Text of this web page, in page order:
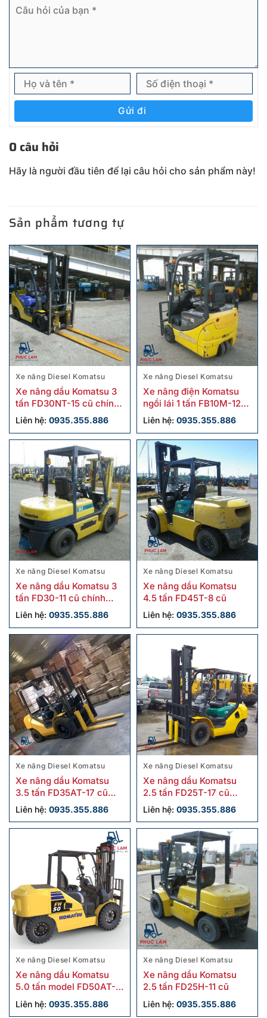
Gửi đi
0 câu hỏi
Hãy là người đầu tiên để lại câu hỏi cho sản phẩm này!
Sản phẩm tương tự
Xe nâng Diesel Komatsu
Xe nâng dầu Komatsu 3
tấn FD30NT-15 cũ chính
hãng
Liên hệ: 0935.355.886
Xe nâng Diesel Komatsu
Xe nâng điện Komatsu
ngồi lái 1 tấn FB10M-12
cũ
Liên hệ: 0935.355.886
Xe nâng Diesel Komatsu
Xe nâng dầu Komatsu 3
tấn FD30-11 cũ chính
hãng
Liên hệ: 0935.355.886
Xe nâng Diesel Komatsu
Xe nâng dầu Komatsu
4.5 tấn FD45T-8 cũ
Liên hệ: 0935.355.886
Xe nâng Diesel Komatsu
Xe nâng dầu Komatsu
3.5 tấn FD35AT-17 cũ
chính hãng
Liên hệ: 0935.355.886
Xe nâng Diesel Komatsu
Xe nâng dầu Komatsu
2.5 tấn FD25T-17 cũ
chính hãng
Liên hệ: 0935.355.886
Xe nâng Diesel Komatsu
Xe nâng dầu Komatsu
5.0 tấn model FD50AT-
10 cũ
Liên hệ: 0935.355.886
Xe nâng Diesel Komatsu
Xe nâng dầu Komatsu
2.5 tấn FD25H-11 cũ
Liên hệ: 0935.355.886